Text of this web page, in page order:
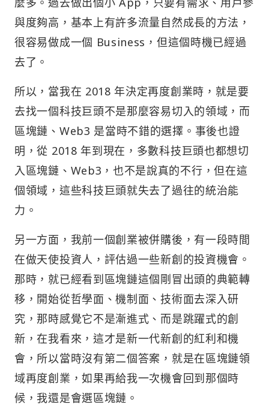
與度夠高，基本上有許多流量自然成長的方法，
很容易做成一個 Business，但這個時機已經過
去了。
所以，當我在 2018 年決定再度創業時，就是要
去找一個科技巨頭不是那麼容易切入的領域，而
區塊鏈、Web3 是當時不錯的選擇。事後也證
明，從 2018 年到現在，多數科技巨頭也都想切
入區塊鏈、Web3，也不是說真的不行，但在這
個領域，這些科技巨頭就失去了過往的統治能
力。
另一方面，我前一個創業被併購後，有一段時間
在做天使投資人，評估過一些新創的投資機會。
那時，就已經看到區塊鏈這個剛冒出頭的典範轉
移，開始從哲學面、機制面、技術面去深入研
究，那時感覺它不是漸進式、而是跳躍式的創
新，在我看來，這才是新一代新創的紅利和機
會，所以當時沒有第二個答案，就是在區塊鏈領
域再度創業，如果再給我一次機會回到那個時
候，我還是會選區塊鏈。